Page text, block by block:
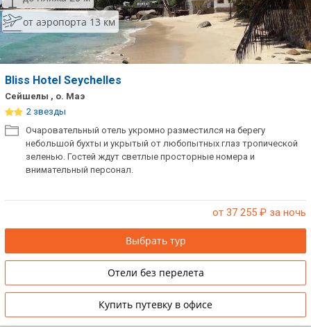
от аэропорта 13 км
Bliss Hotel Seychelles
Сейшелы , о. Маэ
2 звезды
Очаровательный отель укромно разместился на берегу
небольшой бухты и укрытый от любопытных глаз тропической
зеленью. Гостей ждут светлые просторные номера и
внимательный персонал.
от 37 255 ₽ за ночь
Выбрать тур
Отели без перелета
Купить путевку в офисе